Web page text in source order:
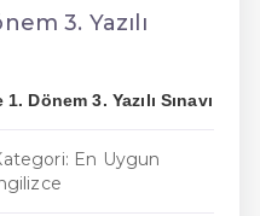
3. Yazılı
Dönem 3. Yazılı Sınavı
En Uygun